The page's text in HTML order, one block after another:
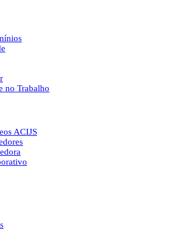
no Trabalho
ACIJS